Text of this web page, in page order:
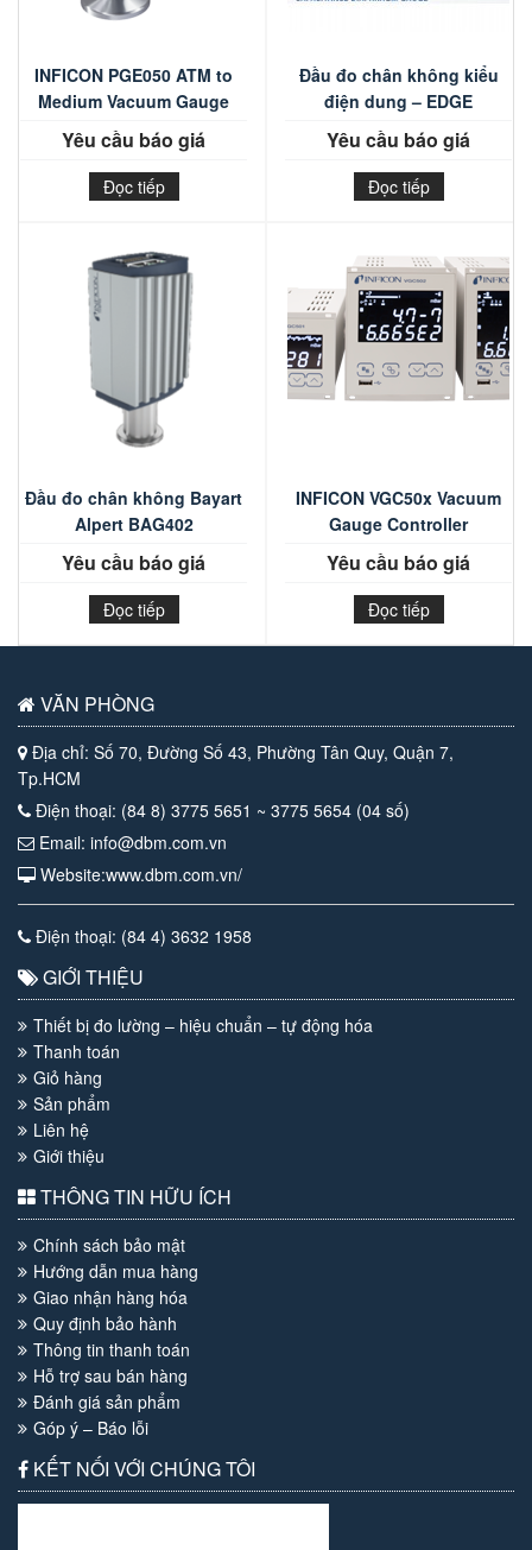
INFICON PGE050 ATM to
Medium Vacuum Gauge
Yêu cầu báo giá
Đọc tiếp
Đầu đo chân không kiểu
điện dung – EDGE
Yêu cầu báo giá
Đọc tiếp
Đầu đo chân không Bayart
Alpert BAG402
Yêu cầu báo giá
Đọc tiếp
INFICON VGC50x Vacuum
Gauge Controller
Yêu cầu báo giá
Đọc tiếp
VĂN PHÒNG
Địa chỉ: Số 70, Đường Số 43, Phường Tân Quy, Quận 7,
Tp.HCM
Điện thoại: (84 8) 3775 5651 ~ 3775 5654 (04 số)
Email: info@dbm.com.vn
Website:www.dbm.com.vn/
Điện thoại: (84 4) 3632 1958
GIỚI THIỆU
Thiết bị đo lường – hiệu chuẩn – tự động hóa
Thanh toán
Giỏ hàng
Sản phẩm
Liên hệ
Giới thiệu
THÔNG TIN HỮU ÍCH
Chính sách bảo mật
Hướng dẫn mua hàng
Giao nhận hàng hóa
Quy định bảo hành
Thông tin thanh toán
Hỗ trợ sau bán hàng
Đánh giá sản phẩm
Góp ý – Báo lỗi
KẾT NỐI VỚI CHÚNG TÔI